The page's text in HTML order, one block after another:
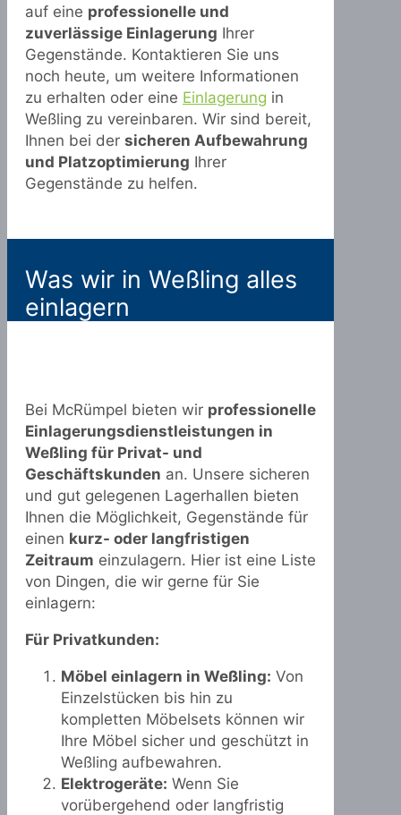
auf eine professionelle und
zuverlässige Einlagerung Ihrer
Gegenstände. Kontaktieren Sie uns
noch heute, um weitere Informationen
zu erhalten oder eine Einlagerung in
Weßling zu vereinbaren. Wir sind bereit,
Ihnen bei der sicheren Aufbewahrung
und Platzoptimierung Ihrer
Gegenstände zu helfen.
Was wir in Weßling alles
einlagern
Bei McRümpel bieten wir professionelle
Einlagerungsdienstleistungen in
Weßling für Privat- und
Geschäftskunden an. Unsere sicheren
und gut gelegenen Lagerhallen bieten
Ihnen die Möglichkeit, Gegenstände für
einen kurz- oder langfristigen
Zeitraum einzulagern. Hier ist eine Liste
von Dingen, die wir gerne für Sie
einlagern:
Für Privatkunden:
Möbel einlagern in Weßling: Von
Einzelstücken bis hin zu
kompletten Möbelsets können wir
Ihre Möbel sicher und geschützt in
Weßling aufbewahren.
Elektrogeräte: Wenn Sie
vorübergehend oder langfristig